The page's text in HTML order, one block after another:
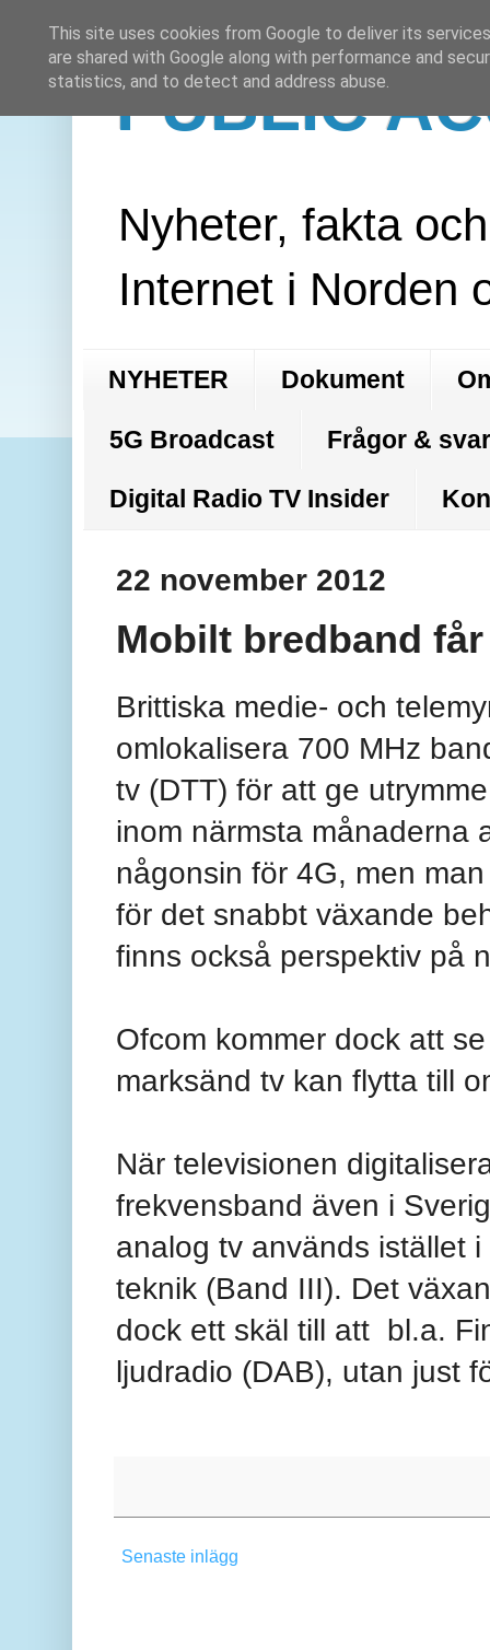
PUBLIC
Nyheter, fakta
Internet i Norden
NYHETER Dokument
5G Broadcast Frågor &
Digital Radio TV Insider
22 november 2012
Mobilt bredband
Brittiska medie- och
omlokalisera 700 MHz
tv (DTT) för att ge
inom närmsta månaderna
någonsin för 4G, men
för det snabbt växande
finns också perspektiv på
Ofcom kommer dock att
marksänd tv kan flytta till
När televisionen
frekvensband även i
analog tv används istället
teknik (Band III). Det
dock ett skäl till att bl.a.
ljudradio (DAB), utan just
Senaste inlägg
This site uses cookies from Google to deliver its
are shared with Google along with performance and
statistics, and to detect and address abuse.